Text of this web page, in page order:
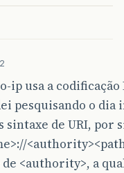
ip usa a codificação
pesquisando o dia
de URI, por
<authority>, a